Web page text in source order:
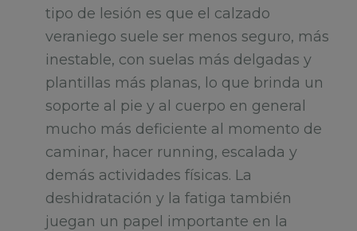
tipo de lesión es que el calzado
veraniego suele ser menos seguro, más
inestable, con suelas más delgadas y
plantillas más planas, lo que brinda un
soporte al pie y al cuerpo en general
mucho más deficiente al momento de
caminar, hacer running, escalada y
demás actividades físicas. La
deshidratación y la fatiga también
juegan un papel importante en la